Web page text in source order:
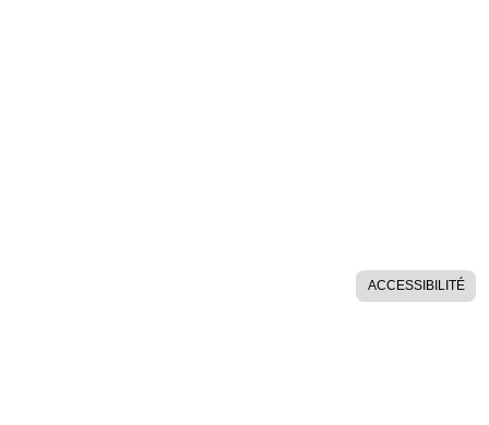
ACCESSIBILITÉ